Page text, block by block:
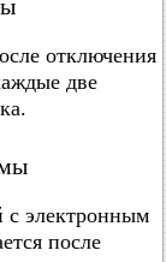
отключения
две
с электронным
после